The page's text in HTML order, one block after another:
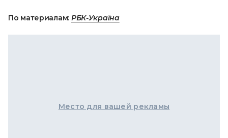
По материалам: РБК-Україна
Место для вашей рекламы